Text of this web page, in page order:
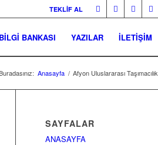
TEKLİF AL
BİLGİ BANKASI YAZILAR İLETİŞİM
Anasayfa / Afyon Uluslararası Taşımacılık
SAYFALAR
ANASAYFA